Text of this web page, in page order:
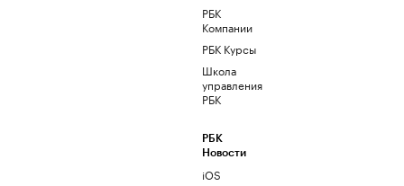
РБК
Компании
РБК Курсы
Школа
управления
РБК
РБК
Новости
iOS